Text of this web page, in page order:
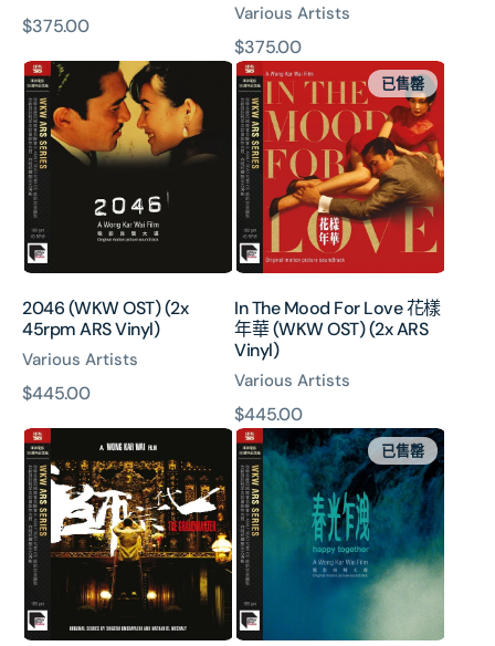
原
$375.00
Various Artists
原
價
$375.00
2046
(WKW
OST)
(2x
45rpm
ARS
Vinyl)
2046 (WKW OST) (2x
45rpm ARS Vinyl)
Various Artists
原
$445.00
In
The
Mood
For
Love
花
樣
年
華
OST)
(2x
ARS
Vinyl)
已售罄
In The Mood For Love 花樣
年華 (WKW OST) (2x ARS
Vinyl)
Various Artists
原
價
$445.00
The
Grandmaster
一
代
宗
師
(WKW
OST)
(ARS
Happy
Together
春
光
乍
洩
(WKW
OST)
(ARS
已售罄